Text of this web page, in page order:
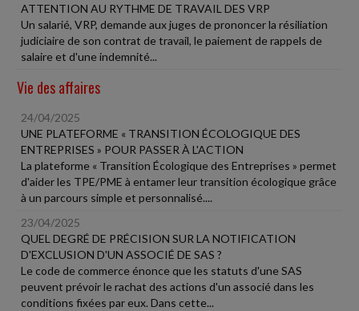
ATTENTION AU RYTHME DE TRAVAIL DES VRP
Un salarié, VRP, demande aux juges de prononcer la résiliation
judiciaire de son contrat de travail, le paiement de rappels de
salaire et d'une indemnité...
Vie des affaires
24/04/2025
UNE PLATEFORME « TRANSITION ÉCOLOGIQUE DES
ENTREPRISES » POUR PASSER À L'ACTION
La plateforme « Transition Écologique des Entreprises » permet
d'aider les TPE/PME à entamer leur transition écologique grâce
à un parcours simple et personnalisé....
23/04/2025
QUEL DEGRÉ DE PRÉCISION SUR LA NOTIFICATION
D'EXCLUSION D'UN ASSOCIÉ DE SAS ?
Le code de commerce énonce que les statuts d'une SAS
peuvent prévoir le rachat des actions d'un associé dans les
conditions fixées par eux. Dans cette...